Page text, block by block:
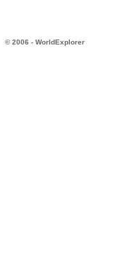
© 2006 - WorldExplorer